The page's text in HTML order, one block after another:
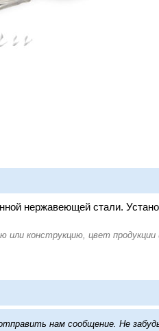
нержавеющей стали.
нам сообщение. Не